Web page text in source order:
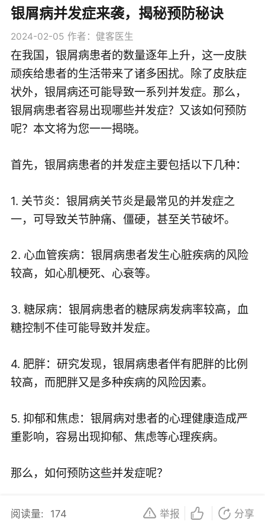
银屑病并发症来袭，揭秘预防秘诀
2024-02-05 作者：健客医生
在我国，银屑病患者的数量逐年上升，这一皮肤
顽疾给患者的生活带来了诸多困扰。除了皮肤症
状外，银屑病还可能导致一系列并发症。那么，
银屑病患者容易出现哪些并发症？又该如何预防
呢？本文将为您一一揭晓。
首先，银屑病患者的并发症主要包括以下几种：
1. 关节炎：银屑病关节炎是最常见的并发症之
一，可导致关节肿痛、僵硬，甚至关节破坏。
2. 心血管疾病：银屑病患者发生心脏疾病的风险
较高，如心肌梗死、心衰等。
3. 糖尿病：银屑病患者的糖尿病发病率较高，血
糖控制不佳可能导致并发症。
4. 肥胖：研究发现，银屑病患者伴有肥胖的比例
较高，而肥胖又是多种疾病的风险因素。
5. 抑郁和焦虑：银屑病对患者的心理健康造成严
重影响，容易出现抑郁、焦虑等心理疾病。
那么，如何预防这些并发症呢？
1. 规范治疗：在银屑病急性发作期，应及时就
阅读量: 174 举报 分享